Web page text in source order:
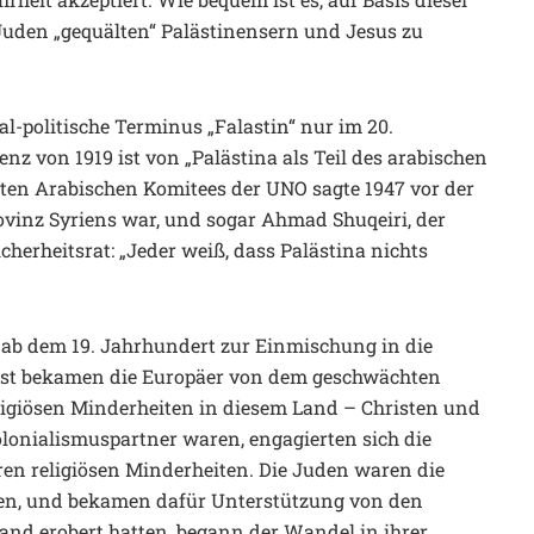
„gequälten“ Palästinensern und Jesus zu
politische Terminus „Falastin“ nur im 20.
von 1919 ist von „Palästina als Teil des arabischen
Arabischen Komitees der UNO sagte 1947 vor der
Syriens war, und sogar Ahmad Shuqeiri, der
„Jeder weiß, dass Palästina nichts
dem 19. Jahrhundert zur Einmischung in die
bekamen die Europäer von dem geschwächten
Minderheiten in diesem Land – Christen und
waren, engagierten sich die
religiösen Minderheiten. Die Juden waren die
und bekamen dafür Unterstützung von den